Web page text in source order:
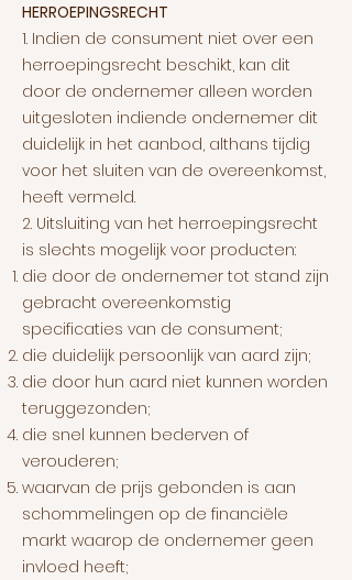
HERROEPINGSRECHT
1. Indien de consument niet over een
herroepingsrecht beschikt, kan dit
door de ondernemer alleen worden
uitgesloten indiende ondernemer dit
duidelijk in het aanbod, althans tijdig
voor het sluiten van de overeenkomst,
heeft vermeld.
2. Uitsluiting van het herroepingsrecht
is slechts mogelijk voor producten:
die door de ondernemer tot stand zijn
gebracht overeenkomstig
specificaties van de consument;
die duidelijk persoonlijk van aard zijn;
die door hun aard niet kunnen worden
teruggezonden;
die snel kunnen bederven of
verouderen;
waarvan de prijs gebonden is aan
schommelingen op de financiële
markt waarop de ondernemer geen
invloed heeft;